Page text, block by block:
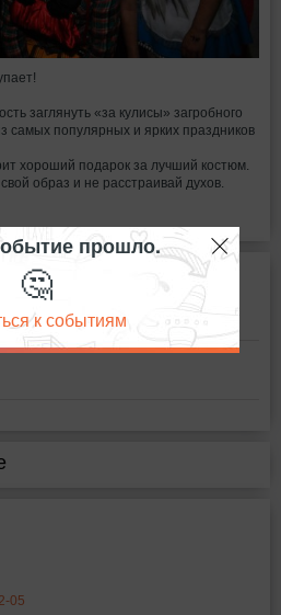
заглянуть «за кулисы» загробного
самых популярных и ярких праздников
хороший подарок за лучший костюм.
образ и не расстраивай духов.
05
прошло.
🤔
к событиям